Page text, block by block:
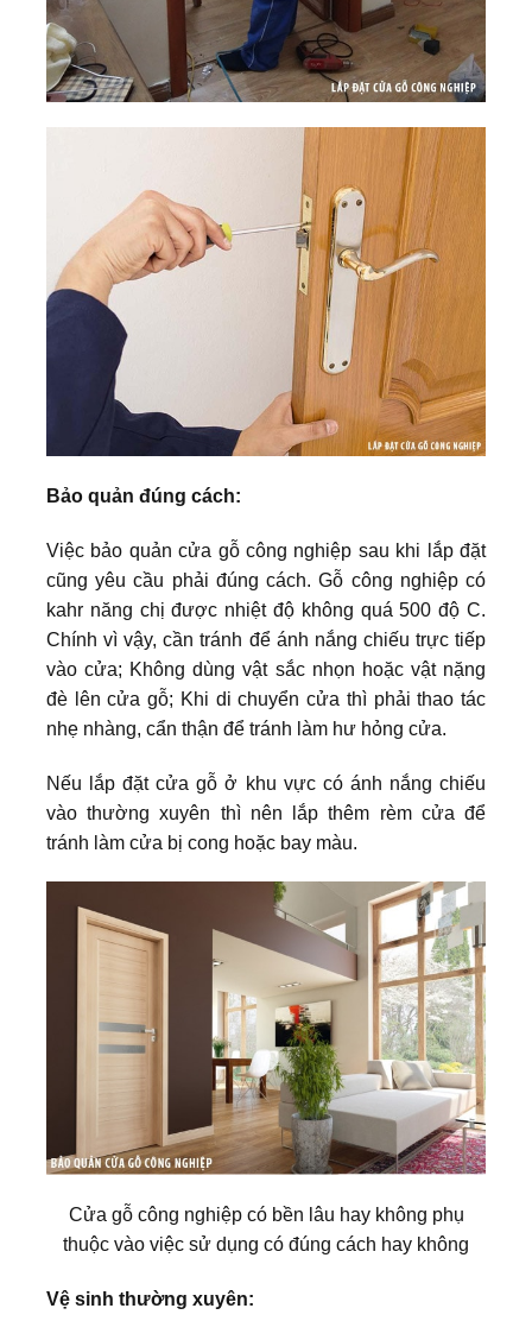
Bảo quản đúng cách:
Việc bảo quản cửa gỗ công nghiệp sau khi lắp đặt
cũng yêu cầu phải đúng cách. Gỗ công nghiệp có
kahr năng chị được nhiệt độ không quá 500 độ C.
Chính vì vậy, cần tránh để ánh nắng chiếu trực tiếp
vào cửa; Không dùng vật sắc nhọn hoặc vật nặng
đè lên cửa gỗ; Khi di chuyển cửa thì phải thao tác
nhẹ nhàng, cẩn thận để tránh làm hư hỏng cửa.
Nếu lắp đặt cửa gỗ ở khu vực có ánh nắng chiếu
vào thường xuyên thì nên lắp thêm rèm cửa để
tránh làm cửa bị cong hoặc bay màu.
Cửa gỗ công nghiệp có bền lâu hay không phụ
thuộc vào việc sử dụng có đúng cách hay không
Vệ sinh thường xuyên: